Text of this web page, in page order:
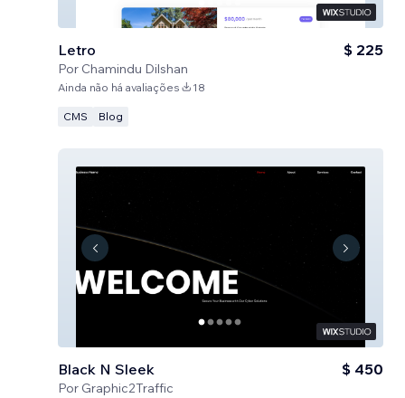
Letro
Por Chamindu Dilshan
$ 225
Ainda não há avaliações 18
CMS Blog
Black N Sleek
Por Graphic2Traffic
$ 450